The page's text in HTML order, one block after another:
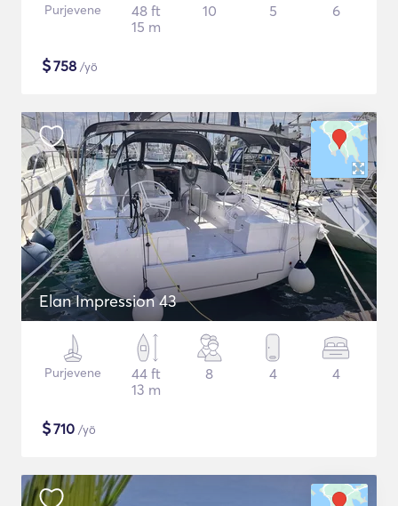
Purjevene
48 ft
15 m
10 5 6
$758 /yö
Elan Impression 43
Purjevene
44 ft
13 m
8 4 4
$710 /yö